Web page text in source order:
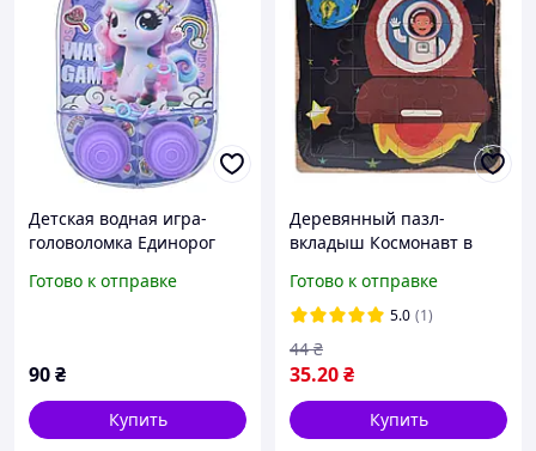
Детская водная игра-
головоломка Единорог
см
Готово к отправке
90₴
Купить
Деревянный пазл-
вкладыш Космонавт в
деталей щоденна
4133978 покупка шоп.
Готово к отправке
5.0 (1)
35.20₴
44 ₴
Купить